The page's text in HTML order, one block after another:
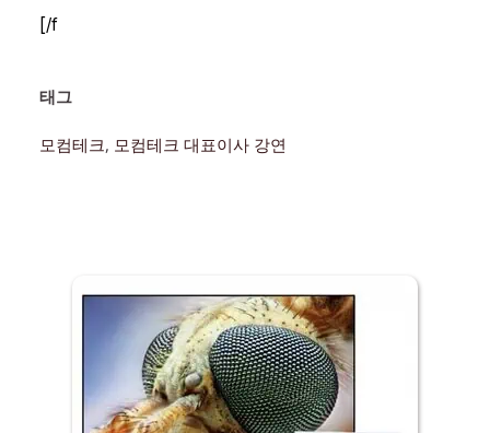
[/f
태그
모컴테크, 모컴테크 대표이사 강연